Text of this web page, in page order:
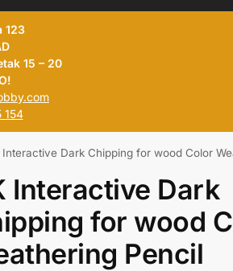
123
15 – 20
154
Interactive Dark Chipping for wood Color
Interactive Dark
for wood
Pencil